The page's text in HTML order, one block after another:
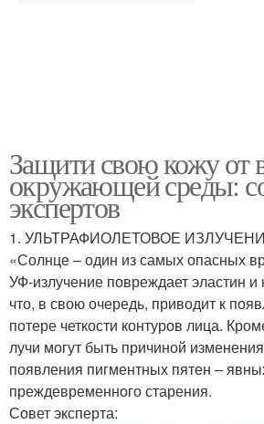
Защити свою кожу от
окружающей среды:
экспертов
1. УЛЬТРАФИОЛЕТОВОЕ
«Солнце – один из самых опасных
УФ-излучение повреждает эластин и
что, в свою очередь, приводит к
потере четкости контуров лица.
лучи могут быть причиной
появления пигментных пятен –
преждевременного старения.
Совет эксперта: